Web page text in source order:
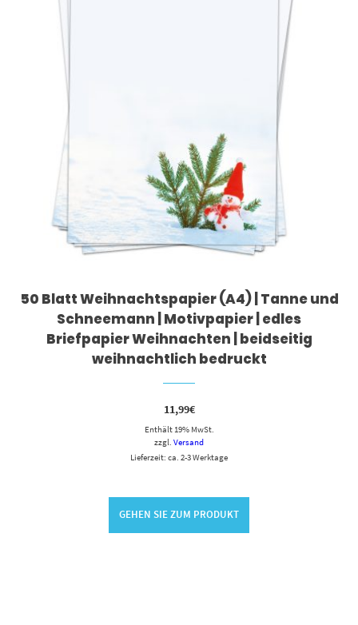
50 Blatt Weihnachtspapier (A4) | Tanne und
Schneemann | Motivpapier | edles
Briefpapier Weihnachten | beidseitig
weihnachtlich bedruckt
11,99€
Enthält 19% MwSt.
zzgl. Versand
Lieferzeit: ca. 2-3 Werktage
GEHEN SIE ZUM PRODUKT